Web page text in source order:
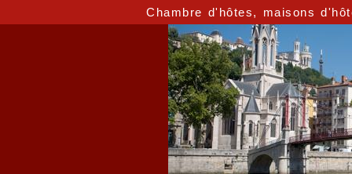
Chambre d'hôtes, maisons